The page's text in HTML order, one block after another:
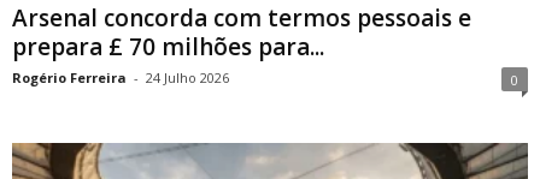
Arsenal concorda com termos pessoais e
prepara £ 70 milhões para...
Rogério Ferreira - 24 Julho 2026 0